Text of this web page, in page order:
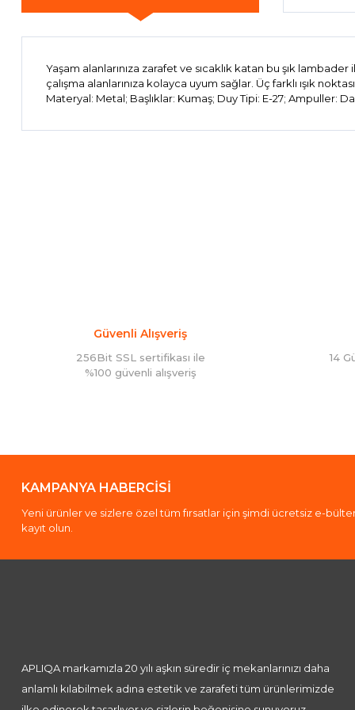
Yaşam alanlarınıza zarafet ve sıcaklık katan bu şık
çalışma alanlarınıza kolayca uyum sağlar. Üç farklı ışık
Materyal: Metal; Başlıklar: Kumaş; Duy Tipi: E-27; Ampuller:
Güvenli Alışveriş
256Bit SSL sertifikası ile
%100 güvenli alışveriş
14
KAMPANYA HABERCİSİ
Yeni ürünler ve sizlere özel tüm fırsatlar için şimdi ücretsiz e-
kayıt olun.
APLIQA markamızla 20 yılı aşkın süredir iç mekanlarınızı daha
anlamlı kılabilmek adına estetik ve zarafeti tüm ürünlerimizde